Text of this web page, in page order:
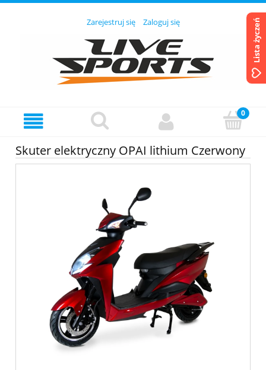
Zarejestruj się Zaloguj się
Skuter elektryczny OPAI lithium Czerwony
Lista życzeń